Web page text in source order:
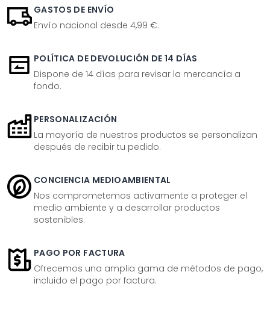
GASTOS DE ENVÍO
Envío nacional desde 4,99 €.
POLÍTICA DE DEVOLUCIÓN DE 14 DÍAS
Dispone de 14 días para revisar la mercancía a
fondo.
PERSONALIZACIÓN
La mayoría de nuestros productos se personalizan
después de recibir tu pedido.
CONCIENCIA MEDIOAMBIENTAL
Nos comprometemos activamente a proteger el
medio ambiente y a desarrollar productos
sostenibles.
PAGO POR FACTURA
Ofrecemos una amplia gama de métodos de pago,
incluido el pago por factura.